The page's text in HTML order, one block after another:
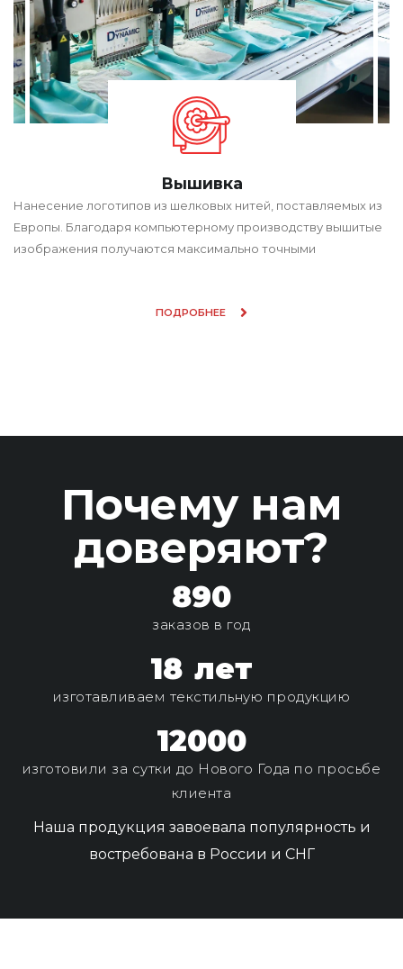
Вышивка
Нанесение логотипов из шелковых нитей, поставляемых из
Европы. Благодаря компьютерному производству вышитые
изображения получаются максимально точными
ПОДРОБНЕЕ
Почему нам
доверяют?
890
заказов в год
18 лет
изготавливаем текстильную продукцию
12000
изготовили за сутки до Нового Года по просьбе
клиента
Наша продукция завоевала популярность и
востребована в России и СНГ